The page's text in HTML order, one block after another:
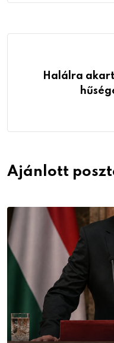
Halálra
Ajánlott